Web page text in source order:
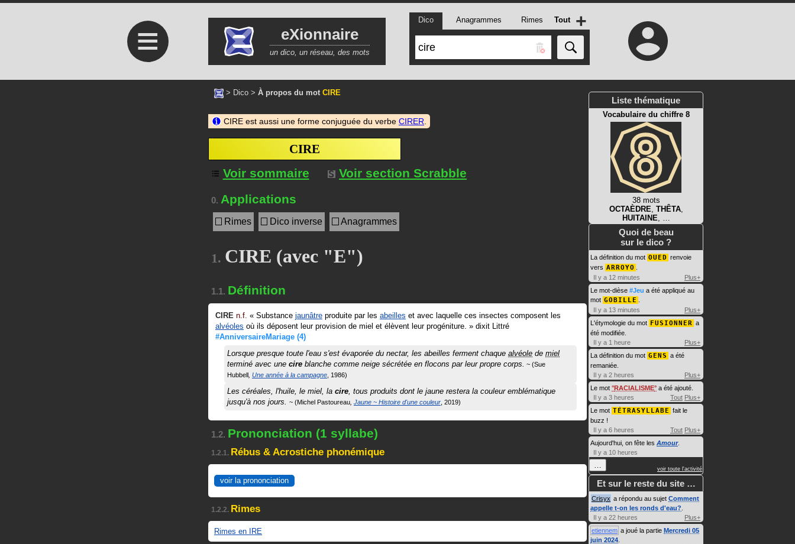
≡ eXionnaire
un dico, un réseau, des mots
Dico Anagrammes Rimes Tout +
> Dico > À propos du mot CIRE
CIRE est aussi une forme conjuguée du verbe CIRER
CIRE
Voir sommaire
Voir section Scrabble
0. Applications
Rimes Dico inverse Anagrammes
1. CIRE (avec "E")
1.1. Définition
CIRE n.f. « Substance jaunâtre produite par les abeilles et avec laquelle ces insectes composent les
alvéoles où ils déposent leur provision de miel et élèvent leur progéniture. » dixit Littré
#AnniversaireMariage (4)
Lorsque presque toute l'eau s'est évaporée du nectar, les abeilles ferment chaque alvéole de miel
terminé avec une cire blanche comme neige sécrétée en flocons par leur propre corps.
Sue
Hubbell Une année à la campagne 1986
Les céréales, l'huile, le miel, la cire, tous produits dont le jaune restera la couleur emblématique
jusqu'à nos jours.
Michel Pastoureau Jaune ~ Histoire d'une couleur 2019
1.2. Prononciation (1 syllabe)
1.2.1. Rébus & Acrostiche phonémique
voir la prononciation
1.2.2. Rimes
Rimes en IRE
Liste thématique
Vocabulaire du chiffre 8
38 mots
OCTAÈDRE, THÊTA,
HUITAINE, …
Quoi de beau
sur le dico ?
La définition du mot OUED renvoie
vers ARROYO
Il y a 12 minutes
Plus+
Le mot-dièse #Jeu a été appliqué au
mot GOBILLE
Il y a 13 minutes
Plus+
L'étymologie du mot FUSIONNER a
été modifiée.
Il y a 1 heure
Plus+
La définition du mot GENS a été
remaniée.
Il y a 2 heures
Plus+
Le mot RACIALISME a été ajouté.
Il y a 3 heures
Tout Plus+
Le mot TÉTRASYLLABE fait le
buzz !
Il y a 6 heures
Tout Plus+
Aujourd'hui, on fête les Amour.
Il y a 10 heures
… voir toute l'activité
Et sur le reste du site …
Crisyx a répondu au sujet Comment
appelle t-on les ronds d'eau?
Il y a 22 heures
Plus+
etiennem a joué la partie Mercredi 05
juin 2024